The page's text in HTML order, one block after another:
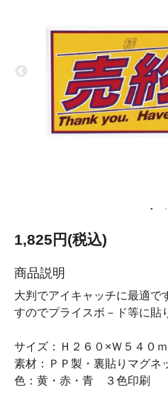
1,825円(税込)
商品説明
大判でアイキャッチに最適で
すのでプライスボ－ド等に貼
サイズ：Ｈ２６０×Ｗ５４０
素材：ＰＰ製・裏貼りマグネ
色：黄・赤・青 ３色印刷